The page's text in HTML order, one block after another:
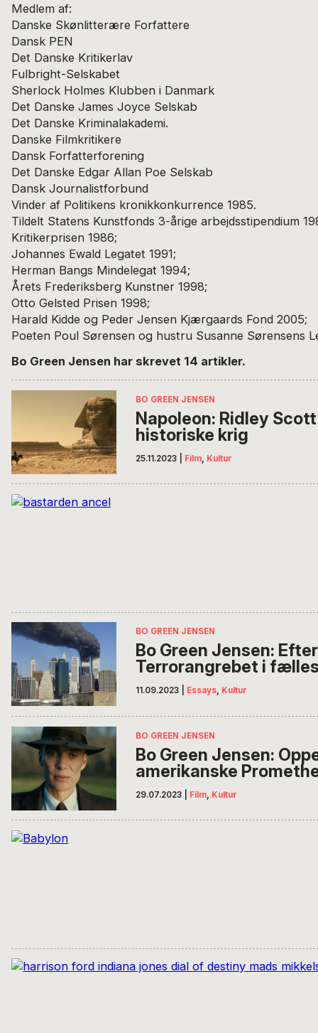
Medlem af:
Danske Skønlitterære Forfattere
Dansk PEN
Det Danske Kritikerlav
Fulbright-Selskabet
Sherlock Holmes Klubben i Danmark
Det Danske James Joyce Selskab
Det Danske Kriminalakademi.
Danske Filmkritikere
Dansk Forfatterforening
Det Danske Edgar Allan Poe Selskab
Dansk Journalistforbund
Vinder af Politikens kronikkonkurrence 1985.
Tildelt Statens Kunstfonds 3-årige arbejdsstipendium
Kritikerprisen 1986;
Johannes Ewald Legatet 1991;
Herman Bangs Mindelegat 1994;
Årets Frederiksberg Kunstner 1998;
Otto Gelsted Prisen 1998;
Harald Kidde og Peder Jensen Kjærgaards Fond 2005;
Poeten Poul Sørensen og hustru Susanne Sørensens
Bo Green Jensen har skrevet 14 artikler.
BO GREEN JENSEN
Napoleon: Ridley
historiske krig
25.11.2023 Film Kultur
BO GREEN JENSEN
Bo Green Jensen:
Terrorangrebet i
11.09.2023 Essays, Kultur
BO GREEN JENSEN
Bo Green Jensen:
amerikanske
29.07.2023 Film Kultur